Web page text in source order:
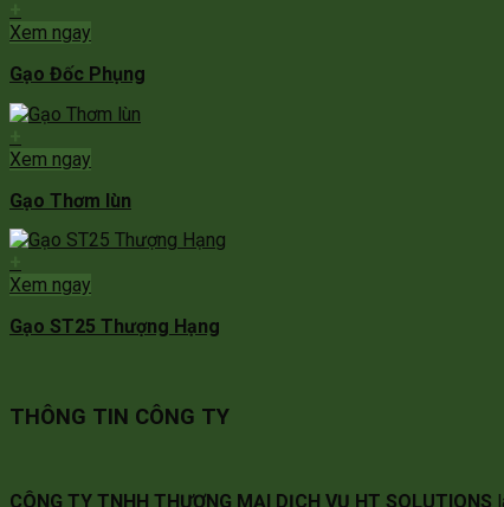
Xem ngay
Gạo Đốc Phụng
Xem ngay
Gạo Thơm lùn
Xem ngay
Gạo ST25 Thượng Hạng
THÔNG TIN CÔNG TY
CÔNG TY TNHH THƯƠNG MẠI DỊCH VỤ HT SOLUTIONS